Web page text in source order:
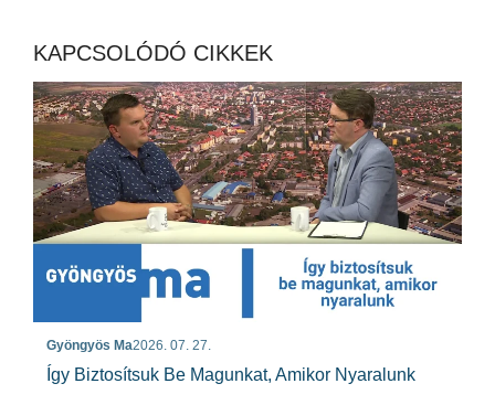
KAPCSOLÓDÓ CIKKEK
Gyöngyös Ma2026. 07. 27.
Így Biztosítsuk Be Magunkat, Amikor Nyaralunk